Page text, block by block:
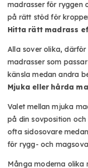
madrasser för ryggen
på rätt stöd för
Hitta rätt madrass
Alla sover olika,
madrasser som
känsla medan andra
Mjuka eller hårda
Valet mellanmjuka
på din sovposition
ofta sidosovare
för rygg- och
Många moderna olika